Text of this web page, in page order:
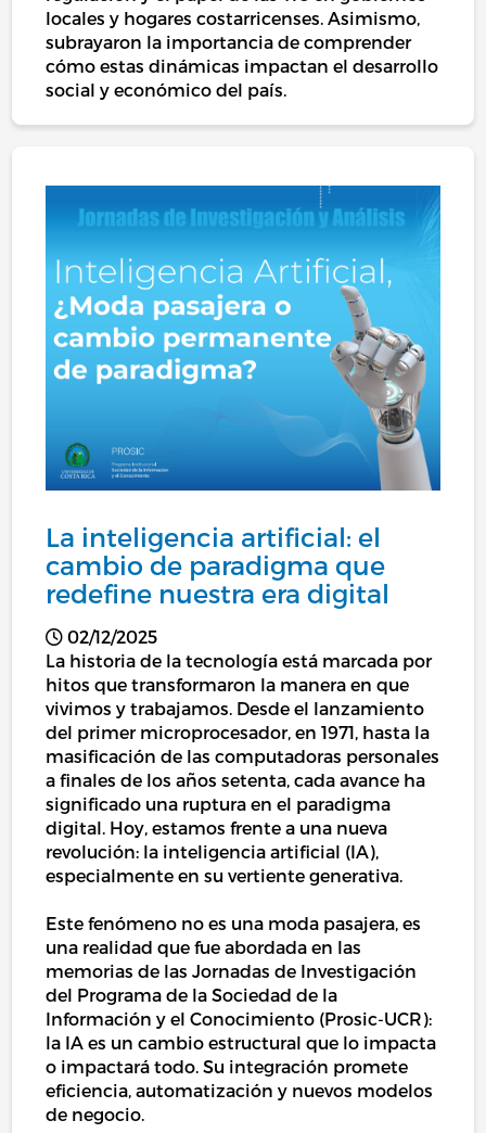
locales y hogares costarricenses. Asimismo,
subrayaron la importancia de comprender
cómo estas dinámicas impactan el desarrollo
social y económico del país.
La inteligencia artificial: el
cambio de paradigma que
redefine nuestra era digital
02/12/2025
La historia de la tecnología está marcada por
hitos que transformaron la manera en que
vivimos y trabajamos. Desde el lanzamiento
del primer microprocesador, en 1971, hasta la
masificación de las computadoras personales
a finales de los años setenta, cada avance ha
significado una ruptura en el paradigma
digital. Hoy, estamos frente a una nueva
revolución: la inteligencia artificial (IA),
especialmente en su vertiente generativa.
Este fenómeno no es una moda pasajera, es
una realidad que fue abordada en las
memorias de las Jornadas de Investigación
del Programa de la Sociedad de la
Información y el Conocimiento (Prosic-UCR):
la IA es un cambio estructural que lo impacta
o impactará todo. Su integración promete
eficiencia, automatización y nuevos modelos
de negocio.